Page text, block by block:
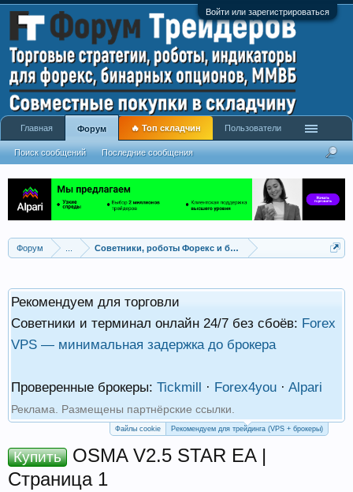
Войти или зарегистрироваться
Форум Советники, роботы Форекс и бинарных опционов
Рекомендуем для торговли
Советники и терминал онлайн 24/7 без сбоёв: Forex
VPS — минимальная задержка до брокера
Проверенные брокеры: Tickmill · Forex4you · Alpari
Реклама. Размещены партнёрские ссылки.
Файлы cookie Рекомендуем для трейдинга (VPS + брокеры)
Купить
OSMA V2.5 STAR EA |
Страница 1
Главная Форум
Поиск сообщений Последние сообщения
🔥 Топ складчин Пользователи